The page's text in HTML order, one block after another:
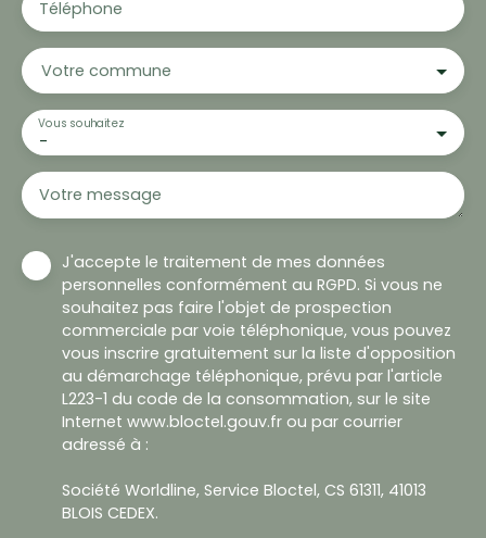
Téléphone
Votre commune
-
Vous souhaitez
Votre message
J'accepte le traitement de mes données
personnelles conformément au RGPD. Si vous ne
souhaitez pas faire l'objet de prospection
commerciale par voie téléphonique, vous pouvez
vous inscrire gratuitement sur la liste d'opposition
au démarchage téléphonique, prévu par l'article
L223-1 du code de la consommation, sur le site
Internet www.bloctel.gouv.fr ou par courrier
adressé à :
Société Worldline, Service Bloctel, CS 61311, 41013
BLOIS CEDEX.